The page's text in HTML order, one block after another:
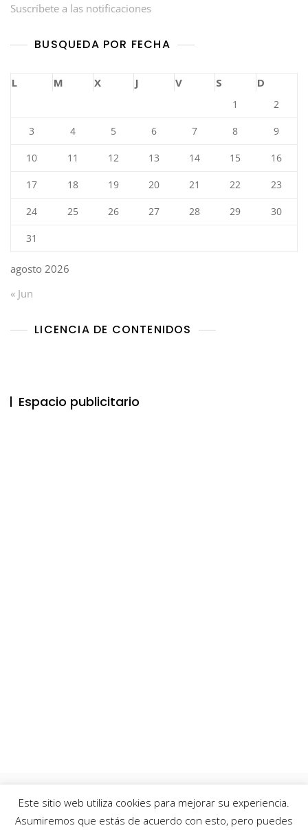
Suscríbete a las notificaciones
BUSQUEDA POR FECHA
agosto 2026
L M X J V S D
1 2
3 4 5 6 7 8 9
10 11 12 13 14 15 16
17 18 19 20 21 22 23
24 25 26 27 28 29 30
31
« Jun
LICENCIA DE CONTENIDOS
Espacio publicitario
Este sitio web utiliza cookies para mejorar su experiencia.
Asumiremos que estás de acuerdo con esto, pero puedes